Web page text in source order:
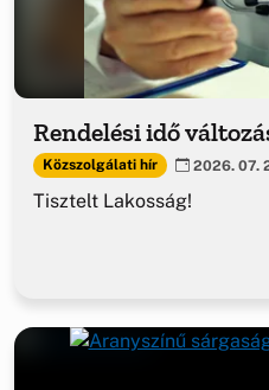
Rendelési idő
Közszolgálati hír 2026. 07.
Tisztelt Lakosság!